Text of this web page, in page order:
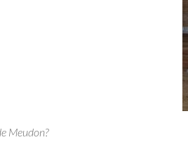
Meudon?